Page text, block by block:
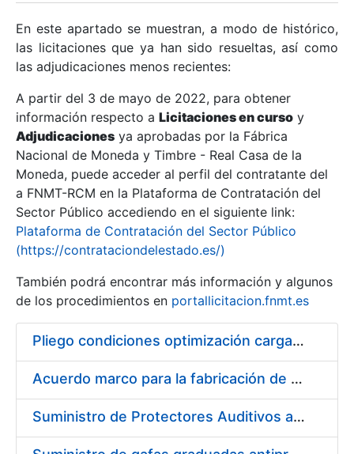
Mostrar/Ocultar
Mostrar/Ocultar
En este apartado se muestran, a modo de histórico,
las licitaciones que ya han sido resueltas, así como
las adjudicaciones menos recientes:
A partir del 3 de mayo de 2022, para obtener
información respecto a Licitaciones en curso y
Adjudicaciones ya aprobadas por la Fábrica
Nacional de Moneda y Timbre - Real Casa de la
Moneda, puede acceder al perfil del contratante del
a FNMT-RCM en la Plataforma de Contratación del
Sector Público accediendo en el siguiente link:
Plataforma de Contratación del Sector Público
(https://contrataciondelestado.es/)
También podrá encontrar más información y algunos
de los procedimientos en portallicitacion.fnmt.es
Pliego condiciones optimización cargas compras firmado
Acuerdo marco para la fabricación de piezas
Suministro de Protectores Auditivos a medida para las personas trabajadoras de los Centros de Trabajo de Madrid y Burgos